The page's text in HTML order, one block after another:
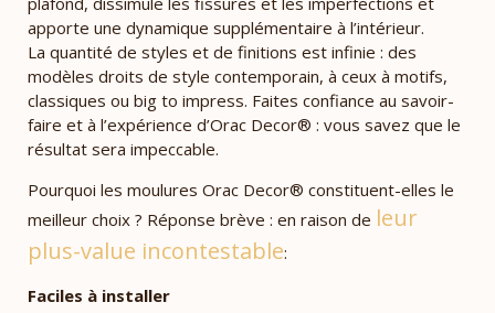
apporte une dynamique supplémentaire à l’intérieur.
La quantité de styles et de finitions est infinie : des
modèles droits de style contemporain, à ceux à motifs,
classiques ou big to impress. Faites confiance au savoir-
faire et à l’expérience d’Orac Decor® : vous savez que le
résultat sera impeccable.
Pourquoi les moulures Orac Decor® constituent-elles le
meilleur choix ? Réponse brève : en raison de leur
plus-value incontestable:
Faciles à installer